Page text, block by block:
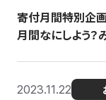
寄付月間特別企画
月間なにしよう？
2023.11.22